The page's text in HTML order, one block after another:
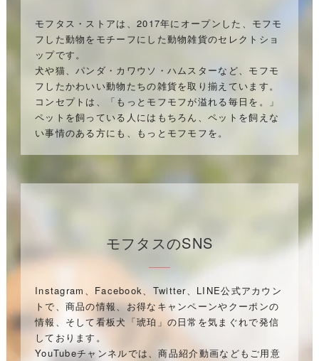
モフタス・ストアは、2017年にオープンした、モフモ
フした動物をモチーフにした動物雑貨のセレクトショ
ップです。
犬や猫、パンダ・カワウソ・ハムスターなど、モフモ
フしたかわいい動物たちの雑貨を取り揃えています。
コンセプトは、「もっとモフモフが溢れる毎日を。」
ペットを飼っている人にはもちろん、ペットを飼えな
い事情のある方にも、もっとモフモフを。
モフタスのSNS
Instagram、Facebook、Twitter、LINE公式アカウン
トで、商品の情報、お得なキャンペーンやクーポンの
情報、そして看板犬「琥珀」の日常を気まぐれで発信
しております。
YouTubeチャンネルでは、商品紹介動画などもご用意